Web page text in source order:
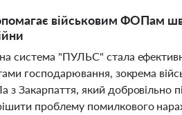
військовим ФОПам
система "ПУЛЬС" стала
господарювання, зокрема
з Закарпаття, який
проблему помилкового